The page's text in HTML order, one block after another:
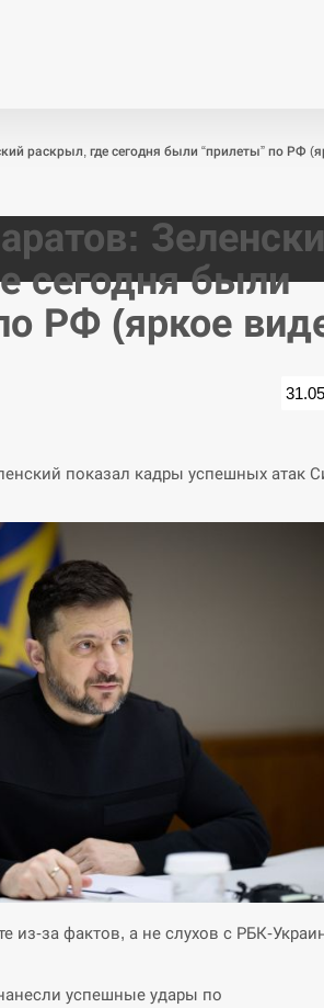
раскрыл, где сегодня были “прилеты” по РФ
сегодня были
РФ (яркое
показал кадры успешных атак
из-за фактов, а не слухов с РБК-
успешные удары по